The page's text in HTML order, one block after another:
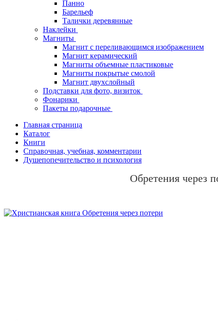
Панно
Барельеф
Талички деревянные
Наклейки
Магниты
Магнит с переливающимся изображением
Магнит керамический
Магниты объемные пластиковые
Магниты покрытые смолой
Магнит двухслойный
Подставки для фото, визиток
Фонарики
Пакеты подарочные
Главная страница
Каталог
Книги
Справочная, учебная, комментарии
Душепопечительство и психология
Обретения через